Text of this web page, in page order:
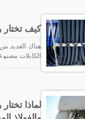
كيف تختار
الأسلاك
ولتقليل الوقت
لماذا